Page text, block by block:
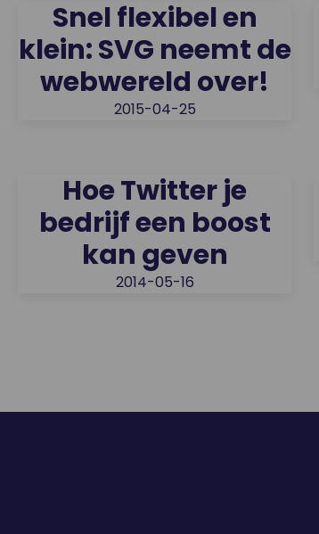
Snel flexibel en
klein: SVG neemt de
webwereld over!
2015-04-25
Hoe Twitter je
bedrijf een boost
kan geven
2014-05-16